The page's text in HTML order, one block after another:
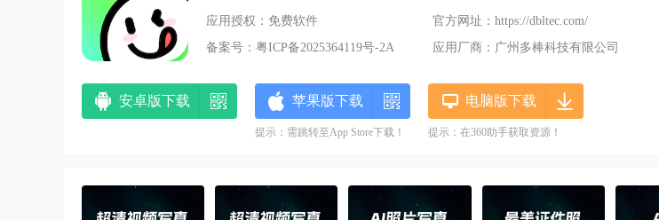
应用授权：免费软件
官方网址： https://dbltec.com/
备案号：粤ICP备2025364119号-2A
应用厂商：广州多棒科技有限公司
安卓版下载 苹果版下载
提示：需跳转至App Store下载！
电脑版下载
提示：在360助手获取资源！